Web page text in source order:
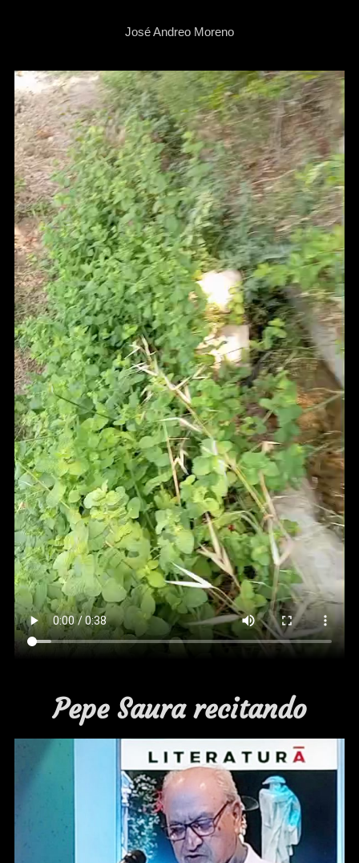
José Andreo Moreno
Pepe Saura recitando